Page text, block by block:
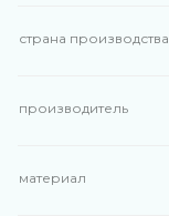
страна производства
производитель
материал